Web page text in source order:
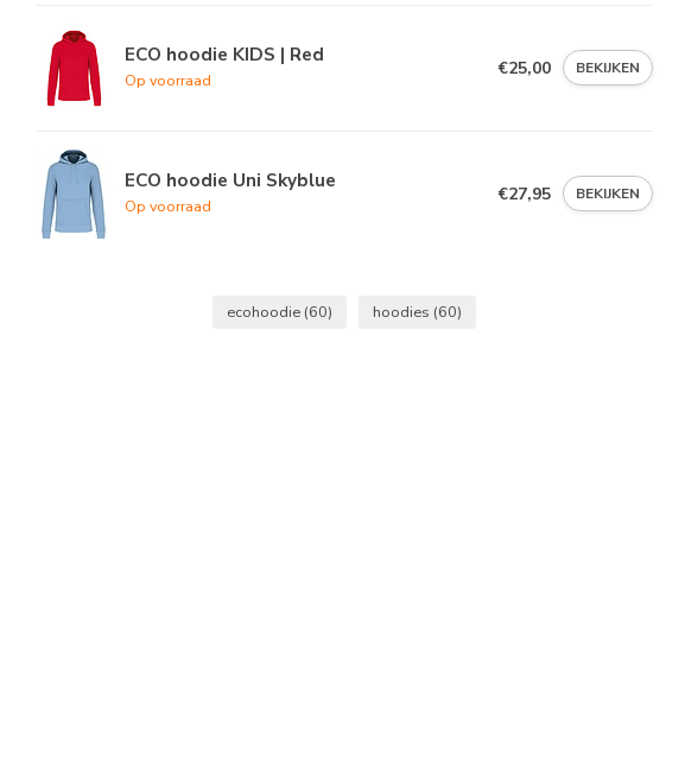
ECO hoodie KIDS | Red
Op voorraad
€25,00 BEKIJKEN
ECO hoodie Uni Skyblue
Op voorraad
€27,95 BEKIJKEN
ecohoodie (60) hoodies (60)